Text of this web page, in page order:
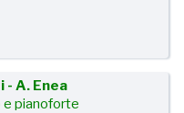
- A. Enea
e pianoforte